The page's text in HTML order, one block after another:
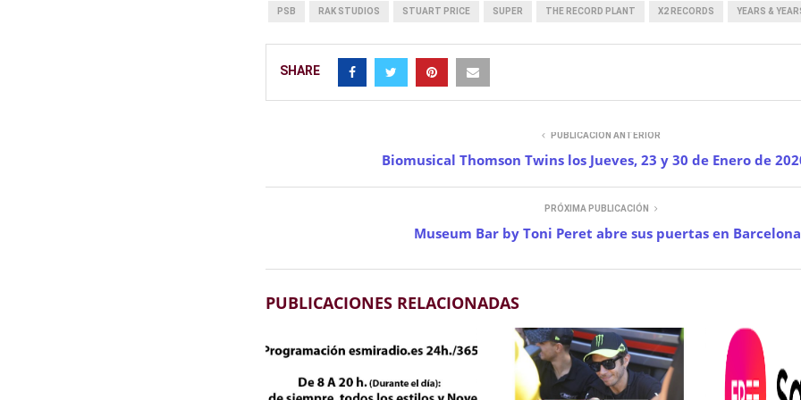
PSB RAK STUDIOS STUART PRICE SUPER THE RECORD PLANT X2 RECORDS YEARS &
SHARE
PUBLICACIÓN ANTERIOR
Biomusical Thomson Twins los Jueves, 23 y 30 de Enero de
PRÓXIMA PUBLICACIÓN
Museum Bar by Toni Peret abre sus puertas en Barcelona
PUBLICACIONES RELACIONADAS